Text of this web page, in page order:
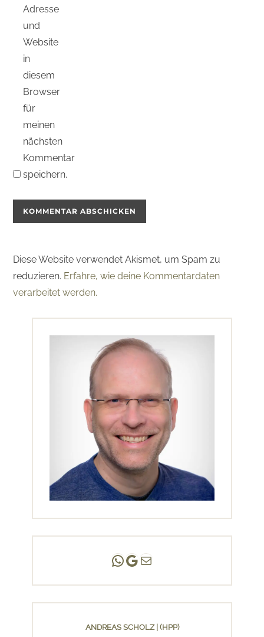
Adresse
und
Website
in
diesem
Browser
für
meinen
nächsten
Kommentar
speichern.
Diese Website verwendet Akismet, um Spam zu
reduzieren. Erfahre, wie deine Kommentardaten
verarbeitet werden.
Andreas Scholz | (HPP)
Praxis Adlershof
E-Mail an mich ...
ANDREAS SCHOLZ | (HPP)